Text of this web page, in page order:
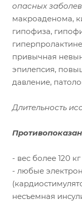
опасных
макроаденома,
гипофиза,
привычная
эпилепсия,
давление,
Длительность
- вес более 120 кг
- любые
несъемная